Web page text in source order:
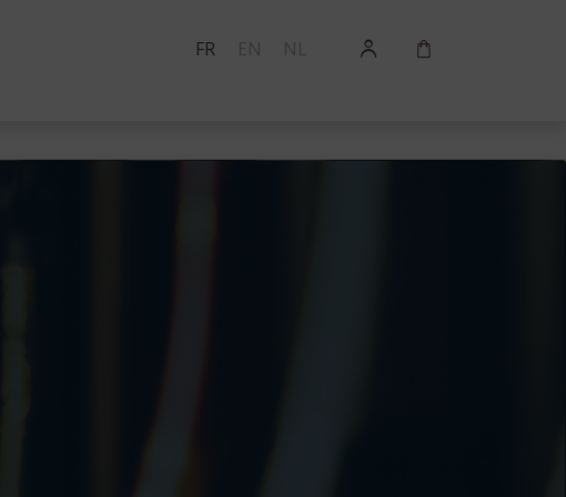
FR EN NL